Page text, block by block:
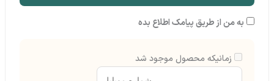
به من از طریق پیامک اطلاع بده
زمانیکه محصول موجود شد